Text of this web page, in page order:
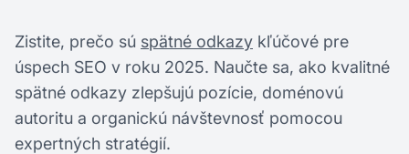
Zistite, prečo sú spätné odkazy kľúčové pre
úspech SEO v roku 2025. Naučte sa, ako kvalitné
spätné odkazy zlepšujú pozície, doménovú
autoritu a organickú návštevnosť pomocou
expertných stratégií.